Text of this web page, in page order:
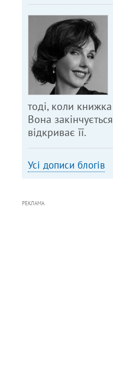
тоді, коли
Вона
відкриває її.
Усі дописи блогів
РЕКЛАМА